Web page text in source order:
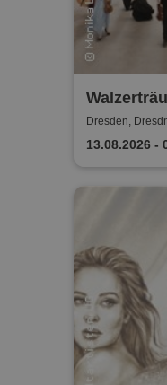
im
Dresden,
13.08.2026 -